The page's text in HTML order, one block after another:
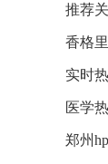
推荐关注：
香格里
实时热点：
医学热门资
郑州